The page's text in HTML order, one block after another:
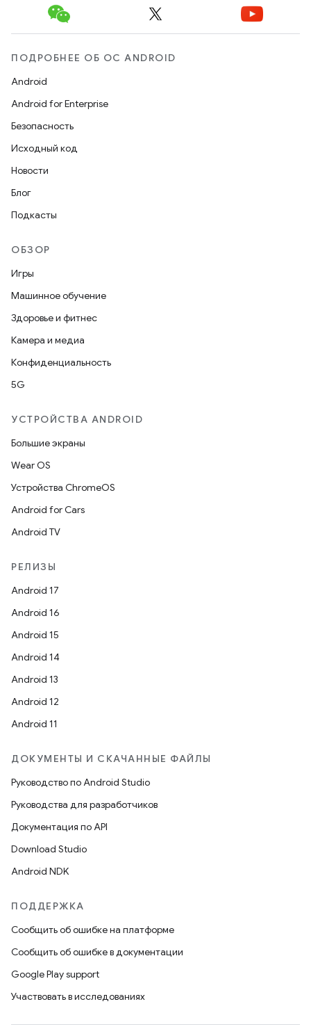
ПОДРОБНЕЕ ОБ ОС ANDROID
Android
Android for Enterprise
Безопасность
Исходный код
Новости
Блог
Подкасты
ОБЗОР
Игры
Машинное обучение
Здоровье и фитнес
Камера и медиа
Конфиденциальность
5G
УСТРОЙСТВА ANDROID
Большие экраны
Wear OS
Устройства ChromeOS
Android for Cars
Android TV
РЕЛИЗЫ
Android 17
Android 16
Android 15
Android 14
Android 13
Android 12
Android 11
ДОКУМЕНТЫ И СКАЧАННЫЕ ФАЙЛЫ
Руководство по Android Studio
Руководства для разработчиков
Документация по API
Download Studio
Android NDK
ПОДДЕРЖКА
Сообщить об ошибке на платформе
Сообщить об ошибке в документации
Google Play support
Участвовать в исследованиях